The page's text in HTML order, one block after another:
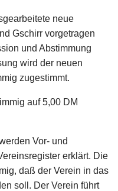
neue
Gschirr vorgetragen
und Abstimmung
wird der neuen
zugestimmt.
auf 5,00 DM
Vor- und
erklärt. Die
daß der Verein in das
soll. Der Verein führt